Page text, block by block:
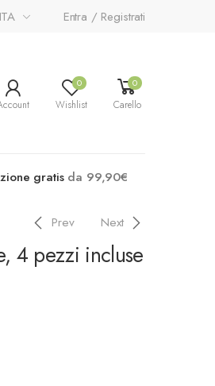
ITA Entra / Registrati
0
Wishlist
0
Carello
gratisda 99,90€
Prev Next
4 pezzi incluse